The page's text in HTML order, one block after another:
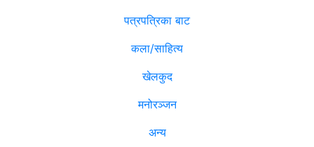
पत्रपत्रिका बाट
कला/साहित्य
खेलकुद
मनोरञ्जन
अन्य